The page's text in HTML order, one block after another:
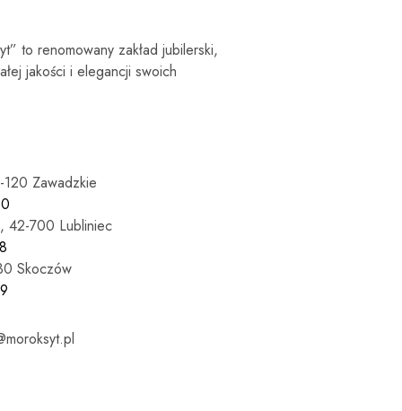
to renomowany zakład jubilerski,
jakości i elegancji swoich
Zawadzkie
42-700 Lubliniec
Skoczów